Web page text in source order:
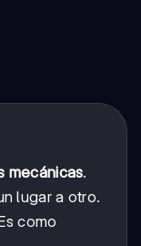
mecánicas.
lugar a otro.
como